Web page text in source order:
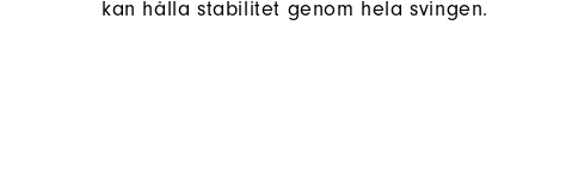
kan hålla stabilitet genom hela svingen.